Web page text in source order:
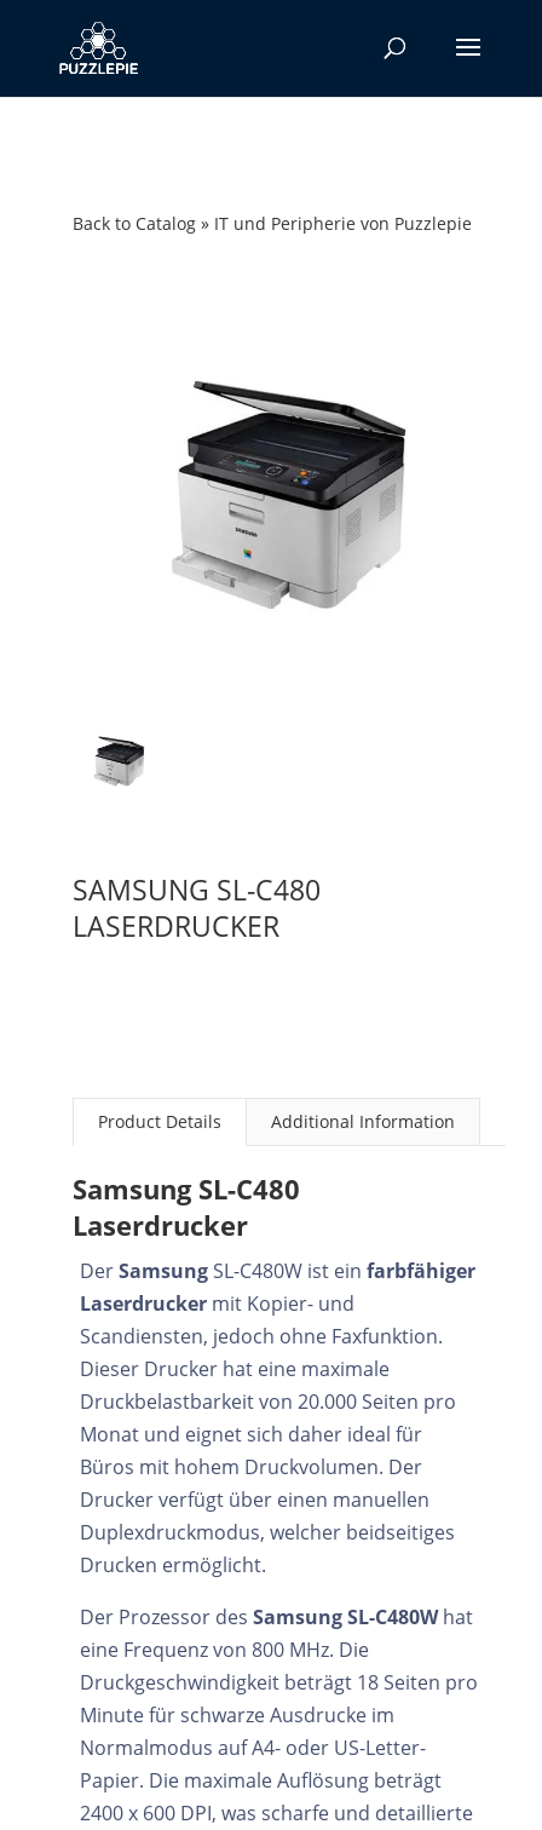
Back to Catalog IT und Peripherie von Puzzlepie
SAMSUNG SL-C480
LASERDRUCKER
Product Details Additional Information
Samsung SL-C480
Laserdrucker
DerSamsungSL-C480W ist ein farbfähiger
Laserdruckermit Kopier- und
Scandiensten, jedoch ohne Faxfunktion.
Dieser Drucker hat eine maximale
Druckbelastbarkeit von 20.000 Seiten pro
Monat und eignet sich daher ideal für
Büros mit hohem Druckvolumen. Der
Drucker verfügt über einen manuellen
Duplexdruckmodus, welcher beidseitiges
Drucken ermöglicht.
Der Prozessor des Samsung SL-C480What
eine Frequenz von 800 MHz. Die
Druckgeschwindigkeit beträgt 18 Seiten pro
Minute für schwarze Ausdrucke im
Normalmodus auf A4- oder US-Letter-
Papier. Die maximale Auflösung beträgt
2400 x 600 DPI, was scharfe und detaillierte